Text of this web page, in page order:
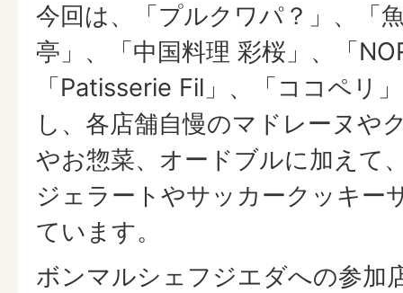
今回は、「プルクワパ？」、「
亭」、「中国料理 彩桜」、「
「Patisserie Fil」、「ココペリ
し、各店舗自慢のマドレーヌや
やお惣菜、オードブルに加えて
ジェラートやサッカークッキー
ています。
ボンマルシェフジエダへの参加